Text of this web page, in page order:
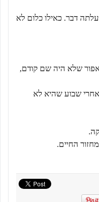
דבר. כאילו כלום לא
שלא היה שם קודם,
שבוע שהיא לא
החיים.